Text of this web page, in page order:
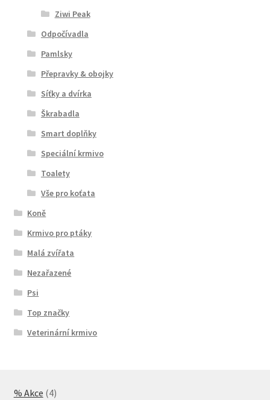
Ziwi Peak
Odpočívadla
Pamlsky
Přepravky & obojky
Síťky a dvírka
Škrabadla
Smart doplňky
Speciální krmivo
Toalety
Vše pro koťata
Koně
Krmivo pro ptáky
Malá zvířata
Nezařazené
Psi
Top značky
Veterinární krmivo
% Akce 44